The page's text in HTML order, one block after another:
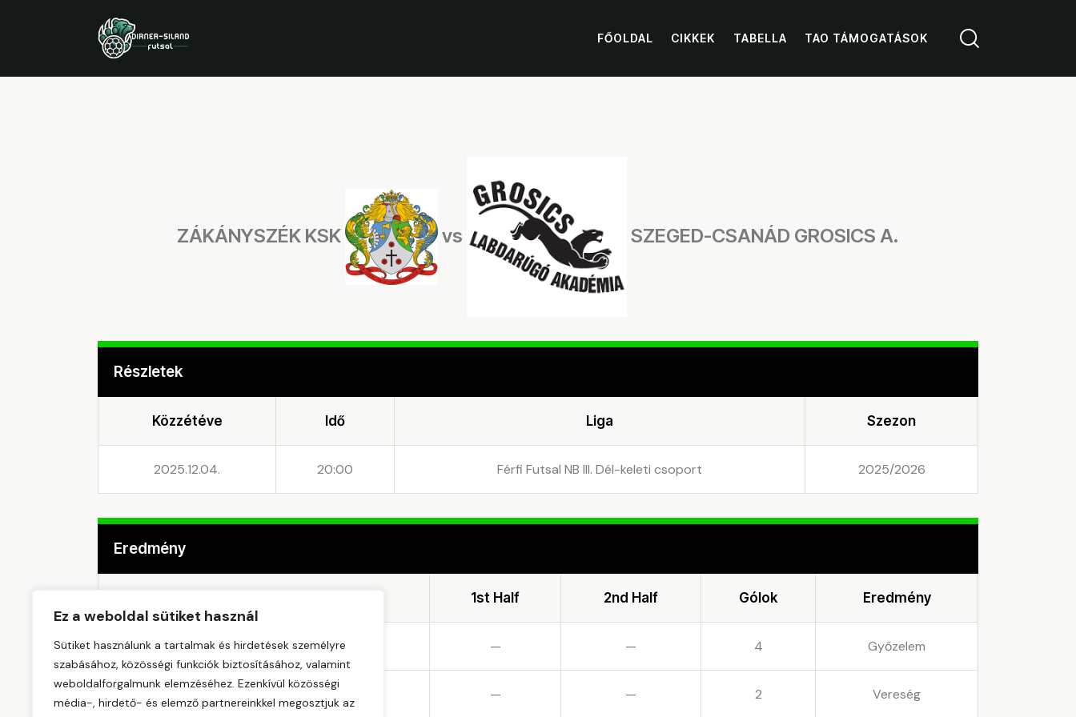
Ez a weboldal sütiket használ
Sütiket használunk a tartalmak és hirdetések személyre
szabásához, közösségi funkciók biztosításához, valamint
weboldalforgalmunk elemzéséhez. Ezenkívül közösségi
média-, hirdető- és elemző partnereinkkel megosztjuk az
FŐOLDAL CIKKEK TABELLA TAO TÁMOGATÁSOK
ZÁKÁNYSZÉK KSK vs SZEGED-CSANÁD GROSICS A.
Részletek
Közzétéve Idő Liga Szezon
2025.12.04. 20:00 Férfi Futsal NB III. Dél-keleti csoport 2025/2026
Eredmény
1st Half 2nd Half Gólok Eredmény
ZÁKÁNYSZÉK KSK — — 4 Győzelem
SZEGED-CSANÁD GROSICS A. — — 2 Vereség